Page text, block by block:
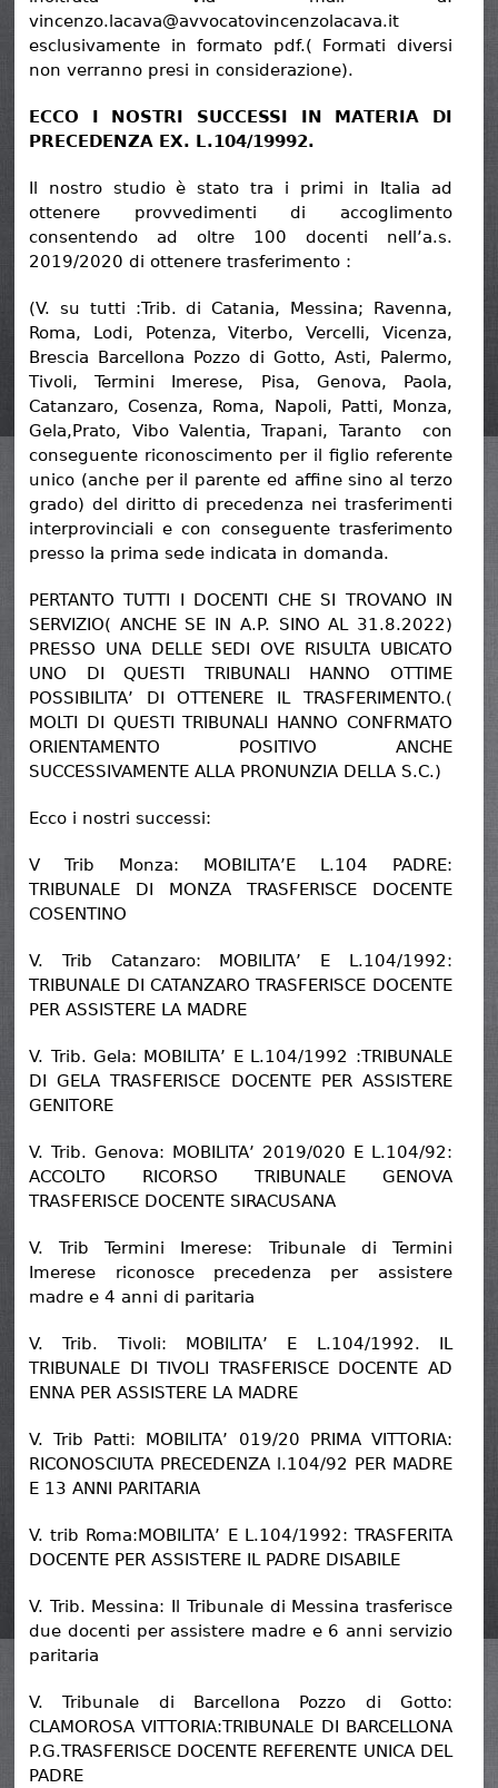
vincenzo.lacava@avvocatovincenzolacava.it
esclusivamente in formato pdf.( Formati diversi
non verranno presi in considerazione).
ECCO I NOSTRI SUCCESSI IN MATERIA DI
PRECEDENZA EX. L.104/19992.
Il nostro studio è stato tra i primi in Italia ad
ottenere provvedimenti di accoglimento
consentendo ad oltre 100 docenti nell’a.s.
2019/2020 di ottenere trasferimento :
(V. su tutti :Trib. di Catania, Messina; Ravenna,
Roma, Lodi, Potenza, Viterbo, Vercelli, Vicenza,
Brescia Barcellona Pozzo di Gotto, Asti, Palermo,
Tivoli, Termini Imerese, Pisa, Genova, Paola,
Catanzaro, Cosenza, Roma, Napoli, Patti, Monza,
Gela,Prato, Vibo Valentia, Trapani, Taranto con
conseguente riconoscimento per il figlio referente
unico (anche per il parente ed affine sino al terzo
grado) del diritto di precedenza nei trasferimenti
interprovinciali e con conseguente trasferimento
presso la prima sede indicata in domanda.
PERTANTO TUTTI I DOCENTI CHE SI TROVANO IN
SERVIZIO( ANCHE SE IN A.P. SINO AL 31.8.2022)
PRESSO UNA DELLE SEDI OVE RISULTA UBICATO
UNO DI QUESTI TRIBUNALI HANNO OTTIME
POSSIBILITA’ DI OTTENERE IL TRASFERIMENTO.(
MOLTI DI QUESTI TRIBUNALI HANNO CONFRMATO
ORIENTAMENTO POSITIVO ANCHE
SUCCESSIVAMENTE ALLA PRONUNZIA DELLA S.C.)
Ecco i nostri successi:
V Trib Monza: MOBILITA’E L.104 PADRE:
TRIBUNALE DI MONZA TRASFERISCE DOCENTE
COSENTINO
V. Trib Catanzaro: MOBILITA’ E L.104/1992:
TRIBUNALE DI CATANZARO TRASFERISCE DOCENTE
PER ASSISTERE LA MADRE
V. Trib. Gela: MOBILITA’ E L.104/1992 :TRIBUNALE
DI GELA TRASFERISCE DOCENTE PER ASSISTERE
GENITORE
V. Trib. Genova: MOBILITA’ 2019/020 E L.104/92:
ACCOLTO RICORSO TRIBUNALE GENOVA
TRASFERISCE DOCENTE SIRACUSANA
V. Trib Termini Imerese: Tribunale di Termini
Imerese riconosce precedenza per assistere
madre e 4 anni di paritaria
V. Trib. Tivoli: MOBILITA’ E L.104/1992. IL
TRIBUNALE DI TIVOLI TRASFERISCE DOCENTE AD
ENNA PER ASSISTERE LA MADRE
V. Trib Patti: MOBILITA’ 019/20 PRIMA VITTORIA:
RICONOSCIUTA PRECEDENZA l.104/92 PER MADRE
E 13 ANNI PARITARIA
V. trib Roma:MOBILITA’ E L.104/1992: TRASFERITA
DOCENTE PER ASSISTERE IL PADRE DISABILE
V. Trib. Messina: Il Tribunale di Messina trasferisce
due docenti per assistere madre e 6 anni servizio
paritaria
V. Tribunale di Barcellona Pozzo di Gotto:
CLAMOROSA VITTORIA:TRIBUNALE DI BARCELLONA
P.G.TRASFERISCE DOCENTE REFERENTE UNICA DEL
PADRE